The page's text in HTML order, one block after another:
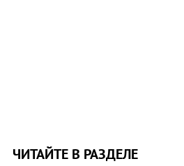
ЧИТАЙТЕ В РАЗДЕЛЕ